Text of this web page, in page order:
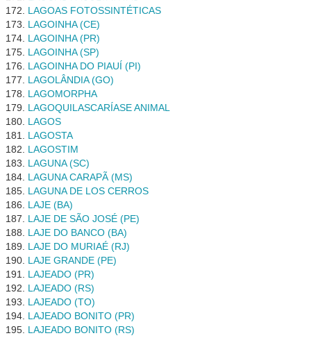
LAGOAS FOTOSSINTÉTICAS
LAGOINHA (CE)
LAGOINHA (PR)
LAGOINHA (SP)
LAGOINHA DO PIAUÍ (PI)
LAGOLÂNDIA (GO)
LAGOMORPHA
LAGOQUILASCARÍASE ANIMAL
LAGOS
LAGOSTA
LAGOSTIM
LAGUNA (SC)
LAGUNA CARAPÃ (MS)
LAGUNA DE LOS CERROS
LAJE (BA)
LAJE DE SÃO JOSÉ (PE)
LAJE DO BANCO (BA)
LAJE DO MURIAÉ (RJ)
LAJE GRANDE (PE)
LAJEADO (PR)
LAJEADO (RS)
LAJEADO (TO)
LAJEADO BONITO (PR)
LAJEADO BONITO (RS)